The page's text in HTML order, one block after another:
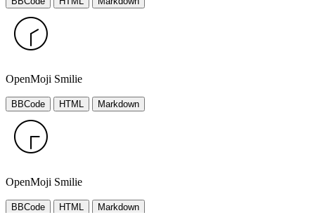
OpenMoji Smilie
BBCode HTML Markdown
OpenMoji Smilie
BBCode HTML Markdown